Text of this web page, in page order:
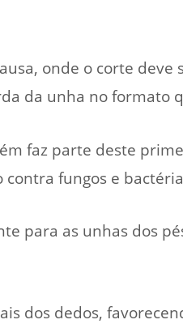
onde o corte
da unha no formato
faz parte deste
fungos e
para as unhas dos
dos dedos,